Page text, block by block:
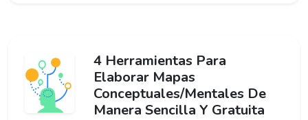
4 Herramientas Para
Elaborar Mapas
Conceptuales/Mentales De
Manera Sencilla Y Gratuita